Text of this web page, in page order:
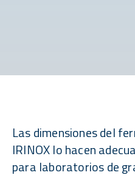
Las dimensiones del
IRINOX lo hacen
para laboratorios de